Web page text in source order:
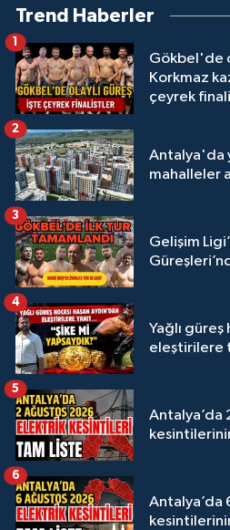
Trend Haberler
Gökbel'de
Korkmaz
çeyrek
1
Antalya'da
mahalleler
2
Gelişim
3
Yağlı güreş
eleştirilere
4
Antalya’da
5
Antalya’da
6